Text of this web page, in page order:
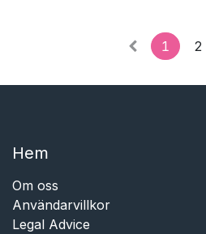
1 2
Hem​​
Om oss
Användarvillkor
Legal Advice